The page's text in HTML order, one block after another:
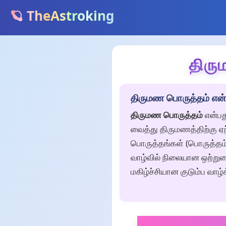
🪐 TheAstroking
திருமண பொருத்தம்
திருமண பொருத்தம்
வைத்து திருமணத்திற்கு
பொருத்தங்கள் (பொருத்தம்)
வாழ்வில் நிலையான
மகிழ்ச்சியான குடும்ப